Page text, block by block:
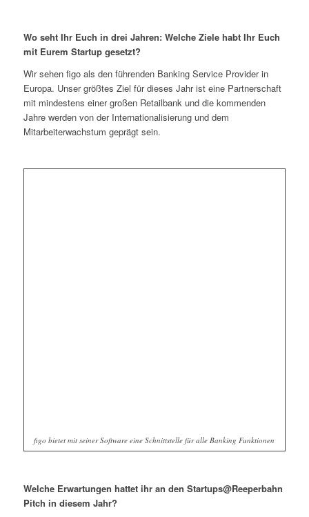
Wo seht Ihr Euch in drei Jahren: Welche Ziele habt Ihr Euch
mit Eurem Startup gesetzt?
Wir sehen figo als den führenden Banking Service Provider in
Europa. Unser größtes Ziel für dieses Jahr ist eine Partnerschaft
mit mindestens einer großen Retailbank und die kommenden
Jahre werden von der Internationalisierung und dem
Mitarbeiterwachstum geprägt sein.
figo bietet mit seiner Software eine Schnittstelle für alle Banking Funktionen
Welche Erwartungen hattet ihr an den Startups@Reeperbahn
Pitch in diesem Jahr?